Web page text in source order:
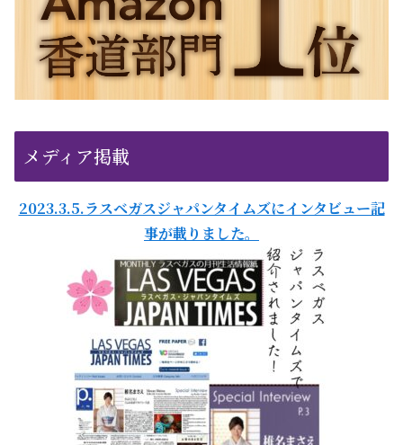
メディア掲載
2023.3.5.ラスベガスジャパンタイムズにインタビュー記
事が載りました。